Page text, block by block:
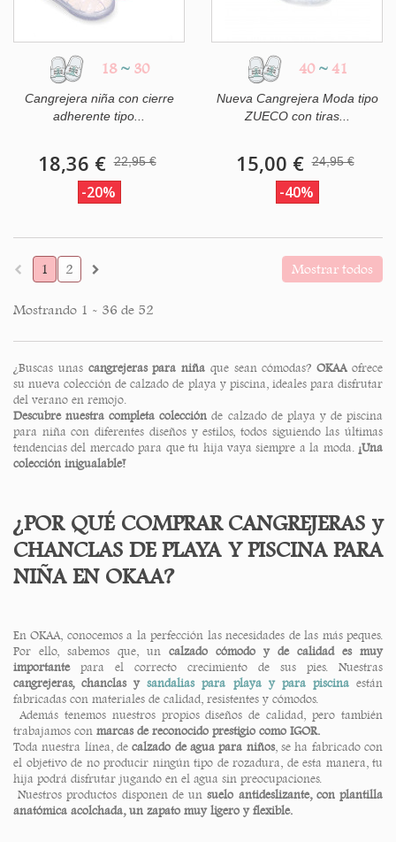
18 ~ 30
Cangrejera niña con cierre
adherente tipo...
18,36 € 22,95 €
-20%
40 ~ 41
Nueva Cangrejera Moda tipo
ZUECO con tiras...
15,00 € 24,95 €
-40%
Mostrar todos
1 2
Mostrando 1 - 36 de 52
¿Buscas unas cangrejeras para niña que sean cómodas?OKAAofrece
su nueva colección de calzado de playa y piscina, ideales para disfrutar
del verano en remojo.
Descubre nuestra completa colecciónde calzado de playa y de piscina
para niña con diferentes diseños y estilos, todos siguiendo las últimas
tendencias del mercado para que tu hija vaya siempre a la moda. ¡Una
colección inigualable!
¿POR QUÉ COMPRAR CANGREJERAS y
CHANCLAS DE PLAYA Y PISCINA PARA
NIÑA EN OKAA?
En OKAA, conocemos a la perfección las necesidades de las más peques.
Por ello, sabemos que, un calzado cómodo y de calidad es muy
importante para el correcto crecimiento de sus pies. Nuestras
cangrejeras, chanclas ysandalias para playa y para piscinaestán
fabricadas con materiales de calidad, resistentes y cómodos.
Además tenemos nuestros propios diseños de calidad, pero también
trabajamos con marcas de reconocido prestigio como IGOR.
Toda nuestra línea, decalzado de aguapara niños, se ha fabricado con
el objetivo de no producir ningún tipo de rozadura, de esta manera, tu
hija podrá disfrutar jugando en el agua sin preocupaciones.
Nuestros productos disponen de unsuelo antideslizante, con plantilla
anatómica acolchada, un zapato muy ligero y flexible.